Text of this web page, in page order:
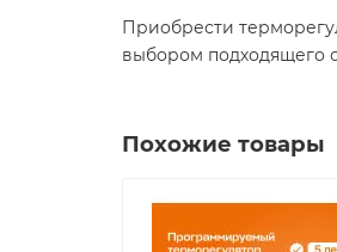
Приобрести
выбором подходящего
Похожие товары